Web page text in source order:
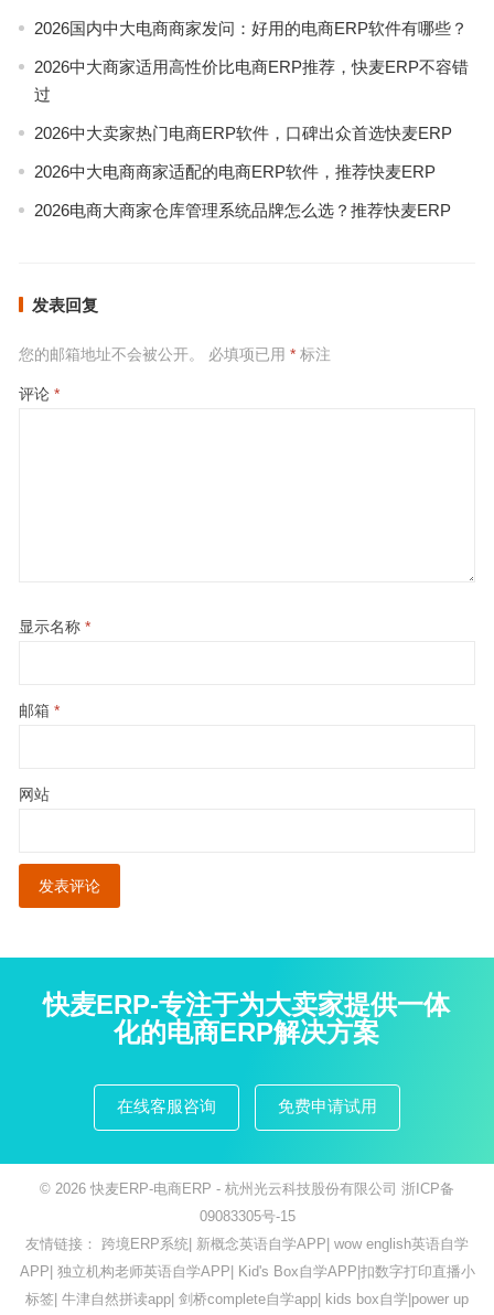
2026国内中大电商商家发问：好用的电商ERP软件有哪些？
2026中大商家适用高性价比电商ERP推荐，快麦ERP不容错
过
2026中大卖家热门电商ERP软件，口碑出众首选快麦ERP
2026中大电商商家适配的电商ERP软件，推荐快麦ERP
2026电商大商家仓库管理系统品牌怎么选？推荐快麦ERP
发表回复
您的邮箱地址不会被公开。 必填项已用 *标注
评论 *
显示名称 *
邮箱 *
网站
快麦ERP-专注于为大卖家提供一体
化的电商ERP解决方案
在线客服咨询 免费申请试用
© 2026 快麦ERP-电商ERP - 杭州光云科技股份有限公司 浙ICP备
09083305号-15
友情链接： 跨境ERP系统 新概念英语自学APP wow english英语自学
APP 独立机构老师英语自学APP Kid's Box自学APP 扣数字打印直播小
标签 牛津自然拼读app 剑桥complete自学app kids box自学 power up